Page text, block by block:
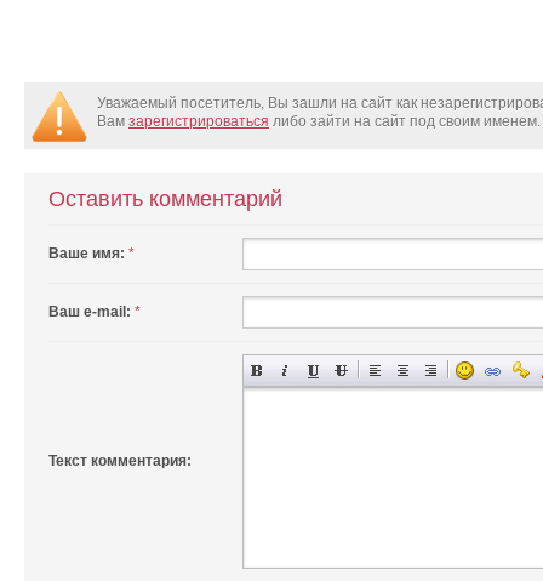
Уважаемый посетитель, Вы зашли на сайт как
Вам зарегистрироваться либо зайти на сайт под своим именем.
Оставить комментарий
Ваше имя: *
Ваш e-mail: *
Текст комментария: